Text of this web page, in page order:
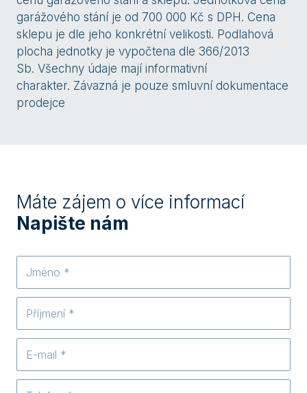
garážového stání je od 700 000 Kč s DPH. Cena
sklepu je dle jeho konkrétní velikosti. Podlahová
plocha jednotky je vypočtena dle 366/2013
Sb. Všechny údaje mají informativní
charakter. Závazná je pouze smluvní dokumentace
prodejce
Máte zájem o více informací
Napište nám